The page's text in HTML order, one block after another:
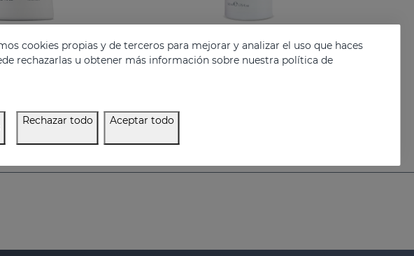
Leche Corporal
cookies propias y de terceros para mejorar y analizar el uso que haces
rechazarlas u obtener más información sobre nuestra política de
Rechazar todo Aceptar todo